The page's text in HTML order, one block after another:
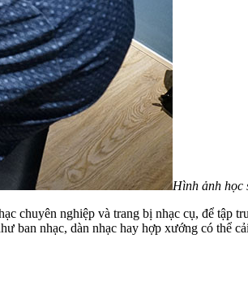
Hình ảnh học
chuyên nghiệp và trang bị nhạc cụ, để tập
ban nhạc, dàn nhạc hay hợp xướng có thể